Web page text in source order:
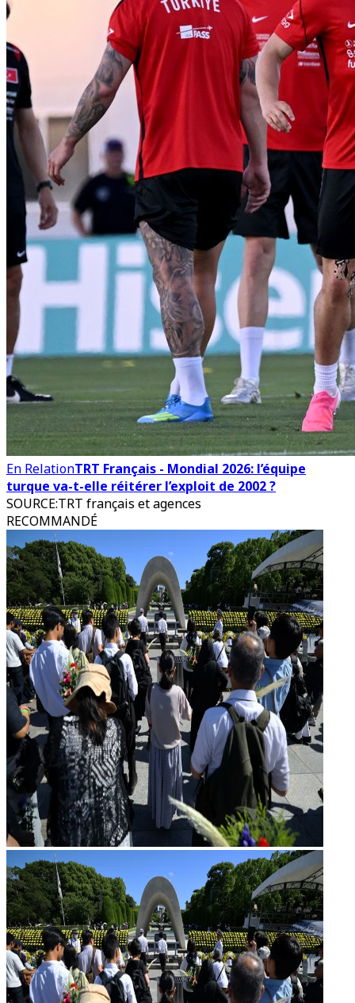
En RelationTRT Français - Mondial 2026: l’équipe
turque va-t-elle réitérer l’exploit de 2002 ?
SOURCE:TRT français et agences
RECOMMANDÉ